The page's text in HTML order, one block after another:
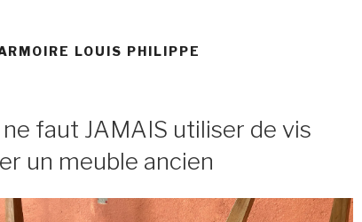
LOUIS PHILIPPE
faut JAMAIS utiliser de vis
un meuble ancien